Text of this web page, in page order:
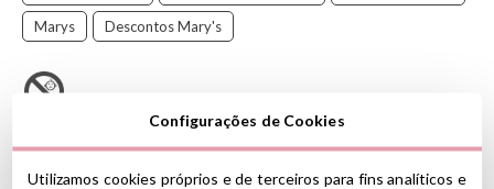
Marys Descontos Mary's
A
Configurações de Cookies
Utilizamos cookies próprios e de terceiros para fins analíticos e